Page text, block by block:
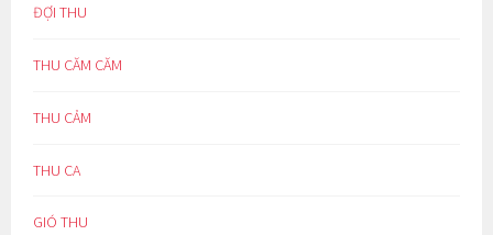
ĐỢI THU
THU CĂM CĂM
THU CẢM
THU CA
GIÓ THU